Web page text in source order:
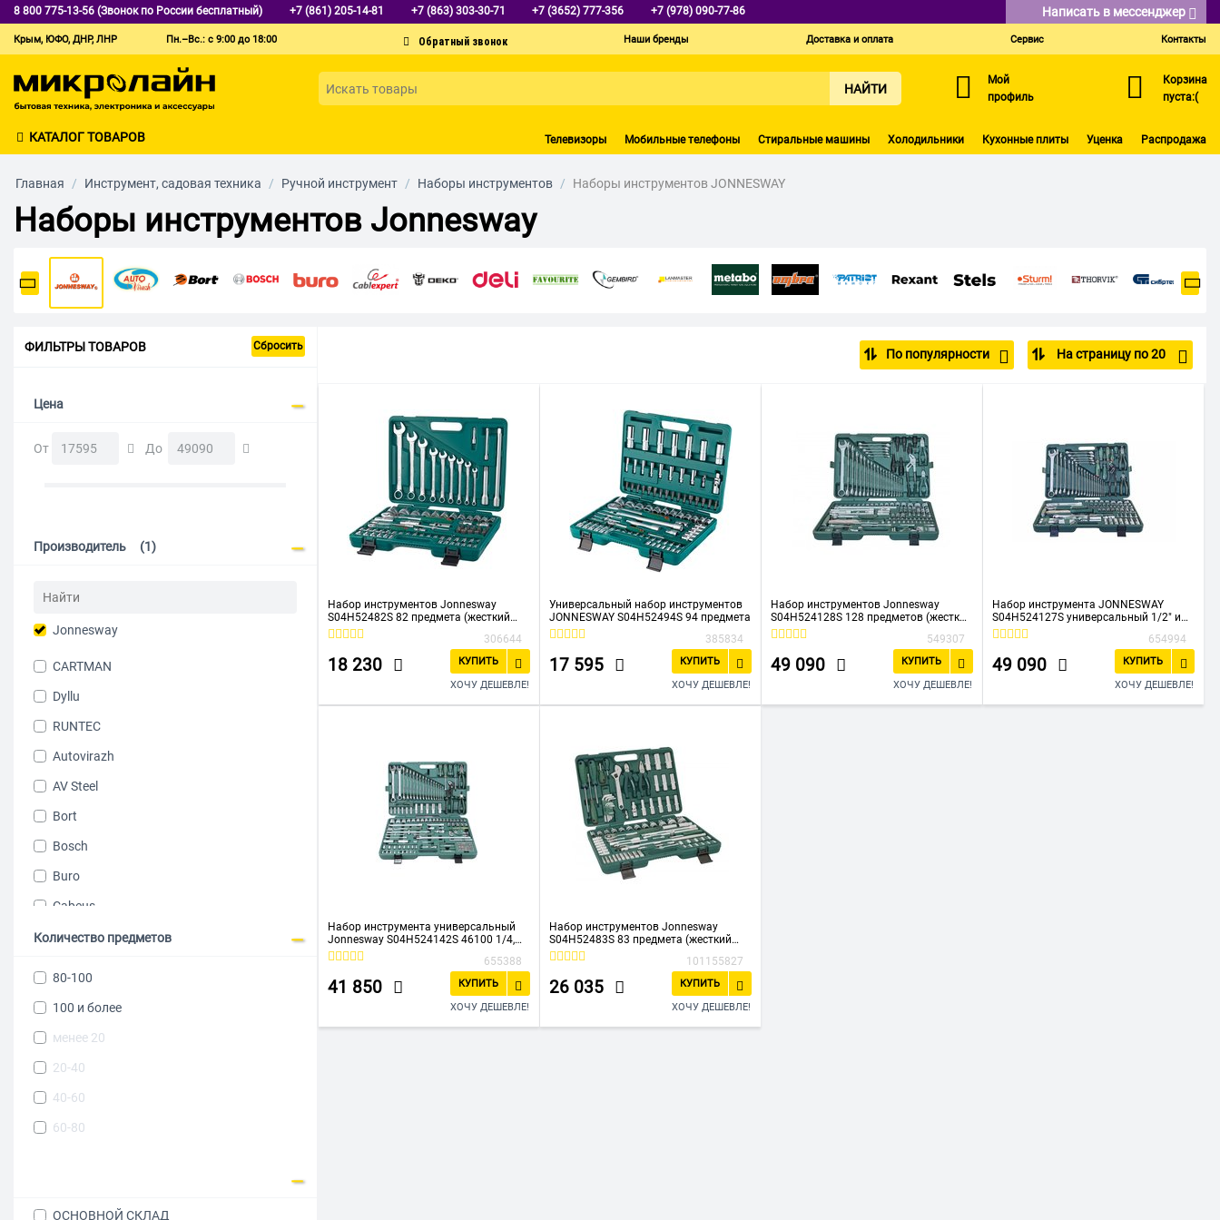
8 800 775-13-56 (Звонок по России бесплатный) +7 (861) 205-14-81 +7 (863) 303-30-71 +7 (3652) 777-356 +7 (978) 090-77-86 Написать в мессенджер
Крым, ЮФО, ДНР, ЛНР Пн.–Вс.: с 9:00 до 18:00 Наши бренды Доставка и оплата Сервис Контакты
НАЙТИ
Мой
профиль
Корзина
пуста:(
КАТАЛОГ ТОВАРОВ Телевизоры Мобильные телефоны Стиральные машины Холодильники Кухонные плиты Уценка Распродажа
Главная / Инструмент, садовая техника / Ручной инструмент / Наборы инструментов / Наборы инструментов JONNESWAY
Наборы инструментов Jonnesway
ФИЛЬТРЫ ТОВАРОВ Сбросить
Цена
От До
Производитель (1)
Jonnesway
CARTMAN
Dyllu
RUNTEC
Autovirazh
AV Steel
Bort
Bosch
Buro
Cabeus
CABLEXPERT
Количество предметов
80-100
100 и более
менее 20
20-40
40-60
60-80
ОСНОВНОЙ СКЛАД
По популярности На страницу по 20
Набор инструментов Jonnesway
S04H52482S 82 предмета (жесткий
кейс)
306644
18 230
КУПИТЬ
ХОЧУ ДЕШЕВЛЕ!
Универсальный набор инструментов
JONNESWAY S04H52494S 94 предмета
385834
17 595
КУПИТЬ
ХОЧУ ДЕШЕВЛЕ!
Набор инструментов Jonnesway
S04H524128S 128 предметов (жесткий
кейс)
549307
49 090
КУПИТЬ
ХОЧУ ДЕШЕВЛЕ!
Набор инструмента JONNESWAY
S04H524127S универсальный 1/2" и
1/4" DR, 127 предметов
654994
49 090
КУПИТЬ
ХОЧУ ДЕШЕВЛЕ!
Набор инструмента универсальный
Jonnesway S04H524142S 46100 1/4,
1/2DR
655388
41 850
КУПИТЬ
ХОЧУ ДЕШЕВЛЕ!
Набор инструментов Jonnesway
S04H52483S 83 предмета (жесткий
кейс)
101155827
26 035
КУПИТЬ
ХОЧУ ДЕШЕВЛЕ!